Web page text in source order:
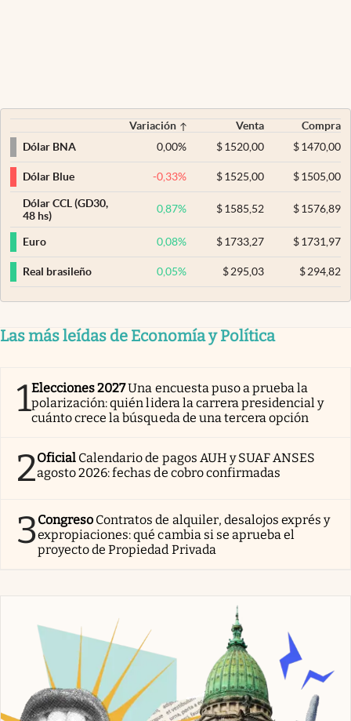
Variación Venta
Compra
Dólar BNA
0,00% $ 1520,00 $1470,00
Dólar Blue -0,33% $ 1525,00 $1505,00
Dólar CCL (GD30,
48 hs)
0,87% $ 1585,52 $1576,89
Euro 0,08% $ 1733,27 $1731,97
Real brasileño 0,05% $ 295,03 $294,82
Las más leídas de Economía y Política
1Elecciones 2027Una encuesta puso a prueba la
polarización: quién lidera la carrera presidencial y
cuánto crece la búsqueda de una tercera opción
2Oficial Calendario de pagos AUH y SUAF ANSES
agosto 2026: fechas de cobro confirmadas
3Congreso Contratos de alquiler, desalojos exprés y
expropiaciones: qué cambia si se aprueba el
proyecto de Propiedad Privada